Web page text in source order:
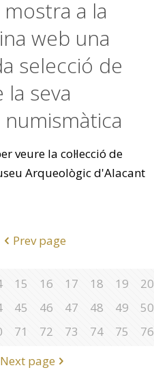
mostra a la
web una
selecció de
la seva
numismàtica
veure la col·lecció de
Arqueològic d'Alacant
Prev page
15 16 17 18 19 20
45 46 47 48 49 50
71 72 73 74 75 76
Next page